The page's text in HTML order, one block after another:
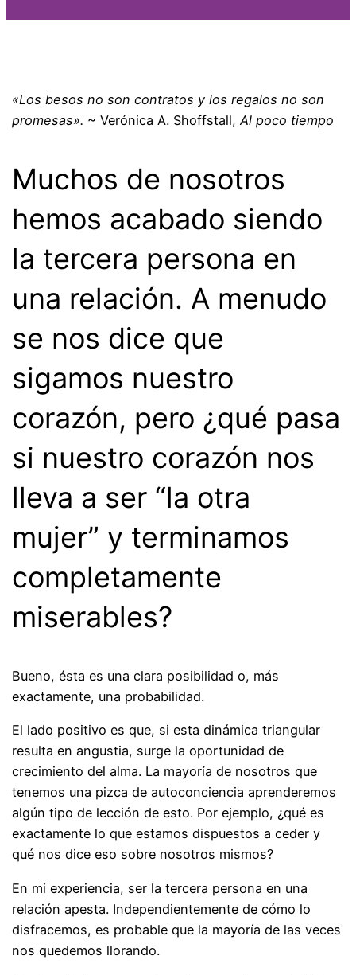
«Los besos no son contratos y los regalos no son
promesas». ~ Verónica A. Shoffstall,Al poco tiempo
Muchos de nosotros
hemos acabado siendo
la tercera persona en
una relación. A menudo
se nos dice que
sigamos nuestro
corazón, pero ¿qué pasa
si nuestro corazón nos
lleva a ser “la otra
mujer” y terminamos
completamente
miserables?
Bueno, ésta es una clara posibilidad o, más
exactamente, una probabilidad.
El lado positivo es que, si esta dinámica triangular
resulta en angustia, surge la oportunidad de
crecimiento del alma. La mayoría de nosotros que
tenemos una pizca de autoconciencia aprenderemos
algún tipo de lección de esto. Por ejemplo, ¿qué es
exactamente lo que estamos dispuestos a ceder y
qué nos dice eso sobre nosotros mismos?
En mi experiencia, ser la tercera persona en una
relación apesta. Independientemente de cómo lo
disfracemos, es probable que la mayoría de las veces
nos quedemos llorando.